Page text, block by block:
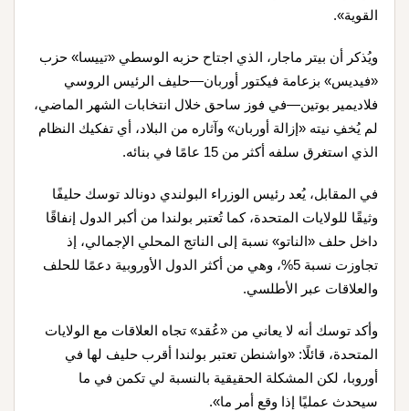
القوية».
ويُذكر أن بيتر ماجار، الذي اجتاح حزبه الوسطي «تييسا» حزب
«فيديس» بزعامة فيكتور أوربان—حليف الرئيس الروسي
فلاديمير بوتين—في فوز ساحق خلال انتخابات الشهر الماضي،
لم يُخفِ نيته «إزالة أوربان» وآثاره من البلاد، أي تفكيك النظام
الذي استغرق سلفه أكثر من 15 عامًا في بنائه
.
في المقابل، يُعد رئيس الوزراء البولندي دونالد توسك حليفًا
وثيقًا للولايات المتحدة، كما تُعتبر بولندا من أكبر الدول إنفاقًا
داخل حلف «الناتو» نسبة إلى الناتج المحلي الإجمالي، إذ
تجاوزت نسبة 5%، وهي من أكثر الدول الأوروبية دعمًا للحلف
والعلاقات عبر الأطلسي.
وأكد توسك أنه لا يعاني من «عُقد» تجاه العلاقات مع الولايات
المتحدة، قائلًا: «واشنطن تعتبر بولندا أقرب حليف لها في
أوروبا، لكن المشكلة الحقيقية بالنسبة لي تكمن في ما
سيحدث عمليًا إذا وقع أمر ما».